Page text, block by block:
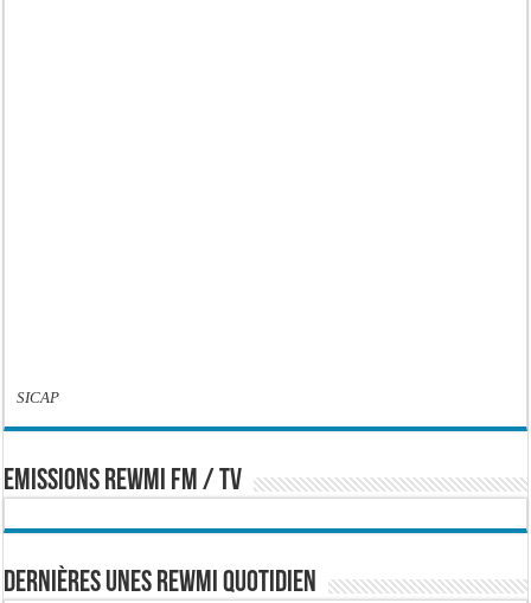
SICAP
EMISSIONS REWMI FM / TV
Dernières Unes Rewmi Quotidien